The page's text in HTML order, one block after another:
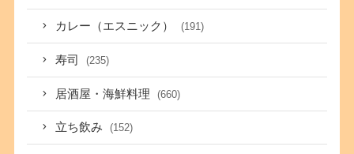
カレー（エスニック） (191)
寿司 (235)
居酒屋・海鮮料理 (660)
立ち飲み (152)